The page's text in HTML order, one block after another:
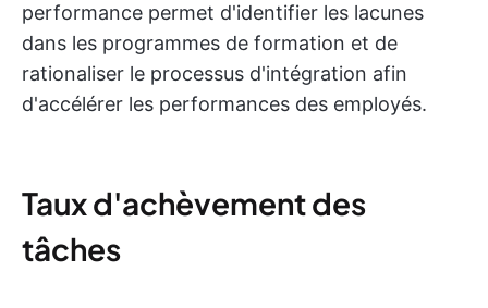
performance permet d'identifier les lacunes
dans les programmes de formation et de
rationaliser le processus d'intégration afin
d'accélérer les performances des employés.
Taux d'achèvement des
tâches